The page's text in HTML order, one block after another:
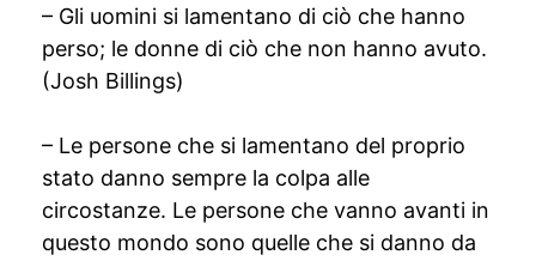
– Gli uomini si lamentano di ciò che hanno
perso; le donne di ciò che non hanno avuto.
(Josh Billings)
– Le persone che si lamentano del proprio
stato danno sempre la colpa alle
circostanze. Le persone che vanno avanti in
questo mondo sono quelle che si danno da